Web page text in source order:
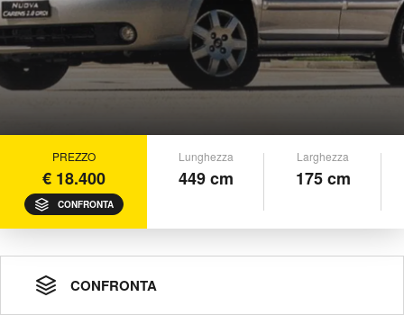
PREZZO
€ 18.400
CONFRONTA
Lunghezza
449 cm
Larghezza
175 cm
CONFRONTA